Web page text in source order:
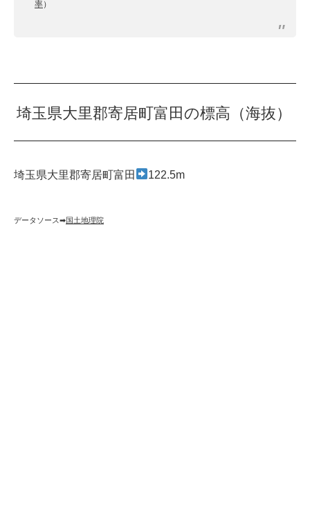
率）
埼玉県大里郡寄居町富田の標高（海抜）
埼玉県大里郡寄居町富田 122.5m
データソース➡︎国土地理院